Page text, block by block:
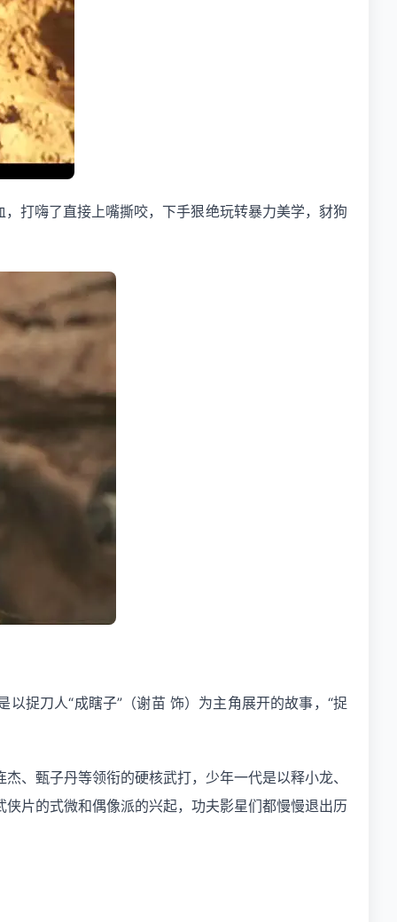
打嗨了直接上嘴撕咬，下手狠绝玩转暴力美学，豺狗
捉刀人“成瞎子”（谢苗 饰）为主角展开的故事，“捉
、甄子丹等领衔的硬核武打，少年一代是以释小龙、
片的式微和偶像派的兴起，功夫影星们都慢慢退出历